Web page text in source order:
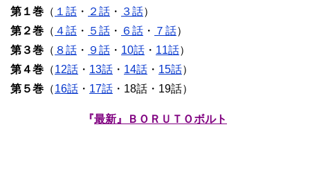
第１巻 （ １話 ・ ２話 ・ ３話）
第２巻 （ ４話 ・ ５話 ・ ６話 ・ ７話）
第３巻 （ ８話 ・ ９話 ・ 10話 ・ 11話）
第４巻 （12話 ・ 13話 ・ 14話 ・ 15話）
第５巻 （16話 ・ 17話 ・18話・19話）
『最新』ＢＯＲＵＴＯボルト